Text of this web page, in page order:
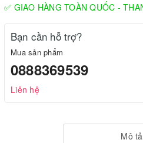
✅ GIAO HÀNG TOÀN QUỐC -
Bạn cần hỗ trợ?
Mua sản phẩm
0888369539
Liên hệ
Mô tả